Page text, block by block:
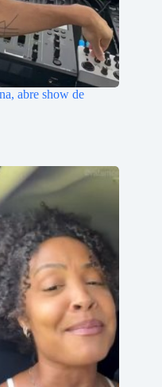
abre show de